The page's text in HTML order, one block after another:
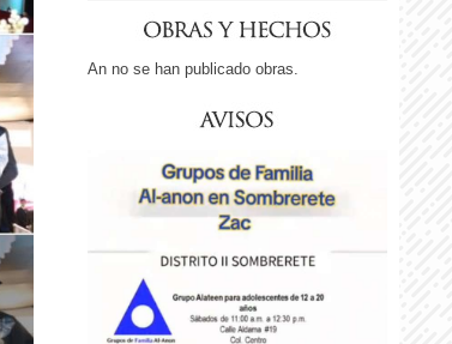
An no se han publicado obras.